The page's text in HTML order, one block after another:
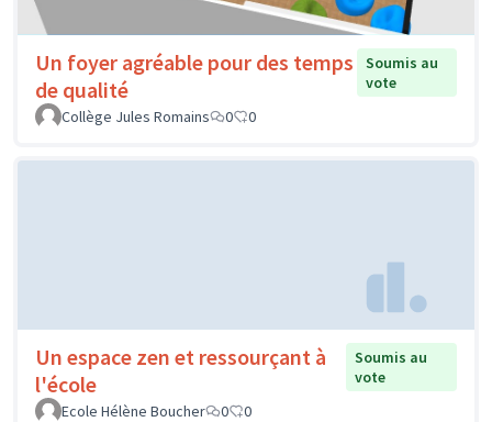
Un foyer agréable pour des temps
de qualité
Soumis au
vote
Collège Jules Romains
0 0
Un espace zen et ressourçant à
l'école
Soumis au
vote
Ecole Hélène Boucher
0 0